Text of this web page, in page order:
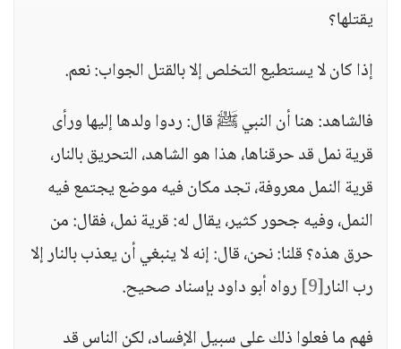
يقتلها؟
إذا كان لا يستطيع التخلص إلا بالقتل الجواب: نعم.
فالشاهد: هنا أن النبي ﷺ قال: ردوا ولدها إليها ورأى
قرية نمل قد حرقناها، هذا هو الشاهد، التحريق بالنار،
قرية النمل معروفة، تجد مكان فيه موضع يجتمع فيه
النمل، وفيه جحور كثير، يقال له: قرية نمل، فقال: من
حرق هذه؟ قلنا: نحن، قال: إنه لا ينبغي أن يعذب بالنار إلا
رب النار[9]
رواه أبو داود بإسناد صحيح.
فهم ما فعلوا ذلك على سبيل الإفساد، لكن الناس قد